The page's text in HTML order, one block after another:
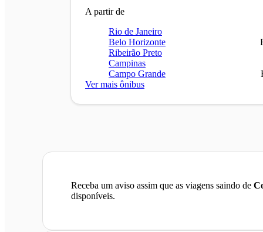
A partir de
Rio de Janeiro
Belo Horizonte
Ribeirão Preto
Campinas
Campo Grande
Ver mais ônibus
Receba um aviso assim que as viagens saindo de
disponíveis.